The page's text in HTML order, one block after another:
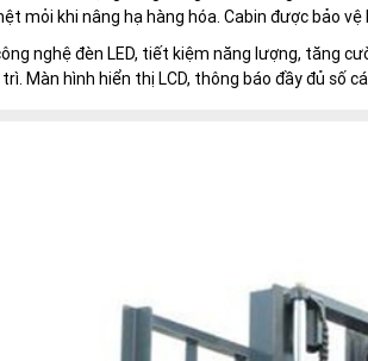
mỏi khi nâng hạ hàng hóa. Cabin được bảo
nghệ đèn LED, tiết kiệm năng lượng, tăng
Màn hình hiển thị LCD, thông báo đầy đủ số